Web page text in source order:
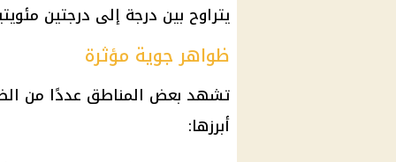
يتراوح بين درجة إلى درجتين
ظواهر جوية مؤثرة
تشهد بعض المناطق عددًا من
أبرزها: